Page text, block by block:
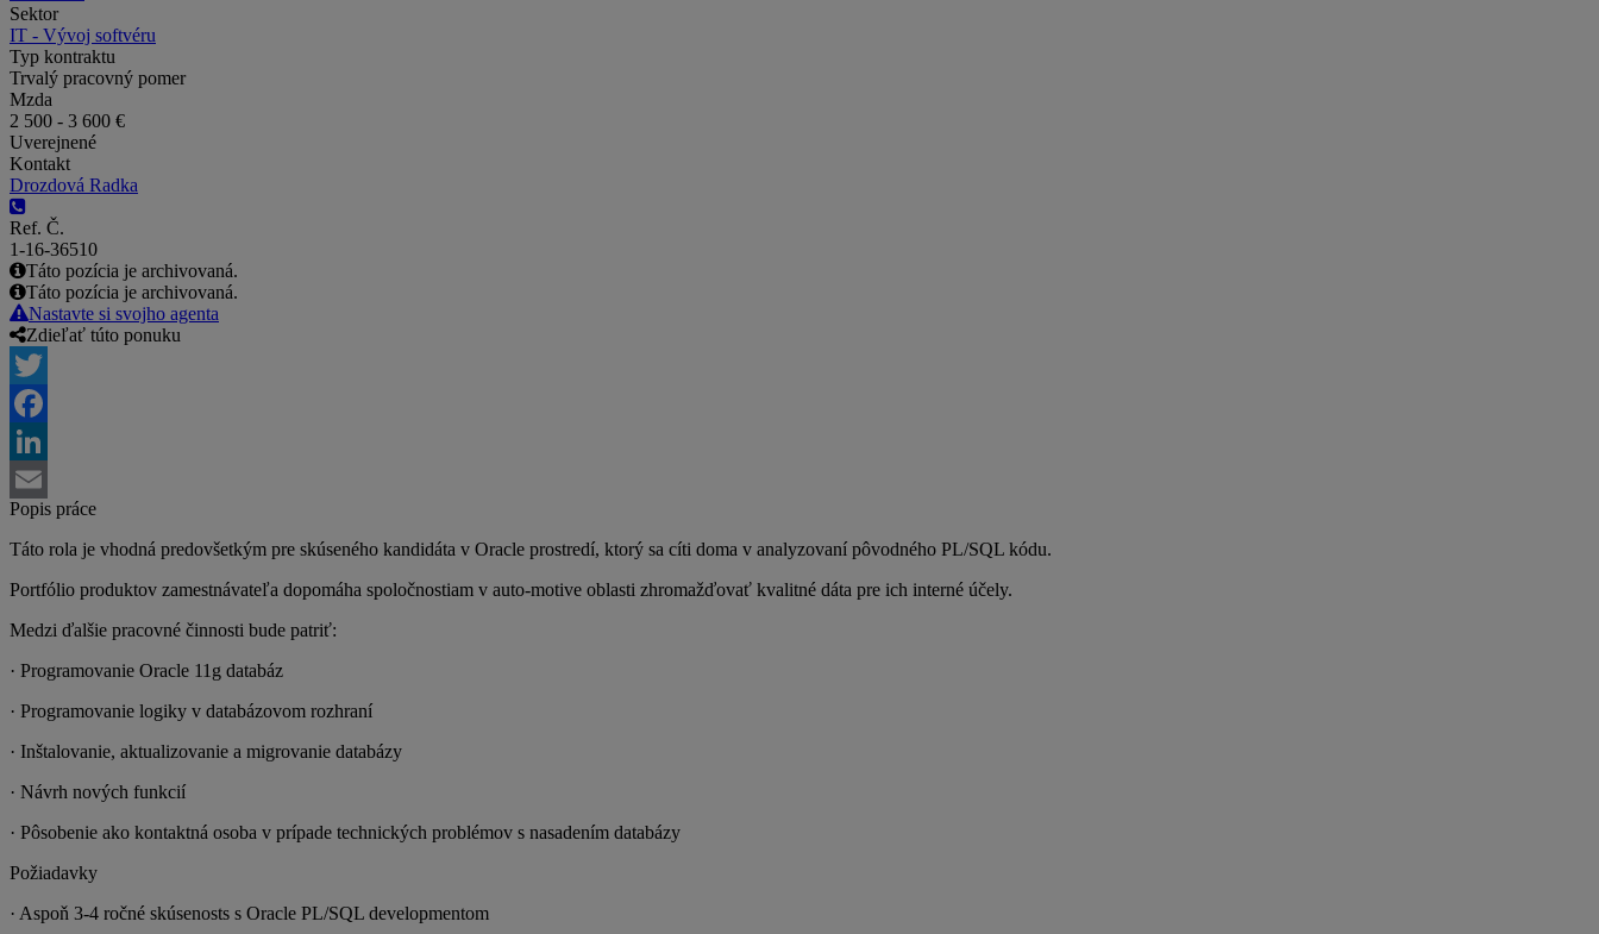
Sektor
IT - Vývoj softvéru
Typ kontraktu
Trvalý pracovný pomer
Mzda
2 500 - 3 600 €
Uverejnené
Kontakt
Drozdová Radka
Ref. Č.
1-16-36510
Táto pozícia je archivovaná.
Táto pozícia je archivovaná.
Nastavte si svojho agenta
Zdieľať túto ponuku
Twitter
Facebook
LinkedIn
Email
Popis práce
Táto rola je vhodná predovšetkým pre skúseného kandidáta v Oracle prostredí, ktorý sa cíti doma v analyzovaní pôvodného PL/SQL kódu.
Portfólio produktov zamestnávateľa dopomáha spoločnostiam v auto-motive oblasti zhromažďovať kvalitné dáta pre ich interné účely.
Medzi ďalšie pracovné činnosti bude patriť:
· Programovanie Oracle 11g databáz
· Programovanie logiky v databázovom rozhraní
· Inštalovanie, aktualizovanie a migrovanie databázy
· Návrh nových funkcií
· Pôsobenie ako kontaktná osoba v prípade technických problémov s nasadením databázy
Požiadavky
· Aspoň 3-4 ročné skúsenosts s Oracle PL/SQL developmentom